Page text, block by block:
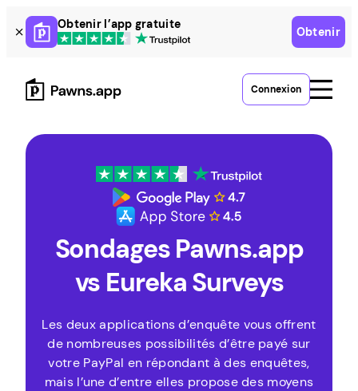
Skip
to
content
Obtenir l’app gratuite
Obtenir
Connexion
Sondages Pawns.app
vs Eureka Surveys
Les deux applications d’enquête vous offrent
de nombreuses possibilités d’être payé sur
votre PayPal en répondant à des enquêtes,
mais l’une d’entre elles propose des moyens